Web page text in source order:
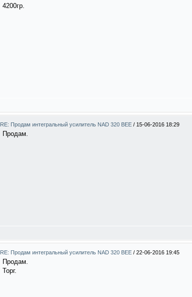
4200гр.
RE: Продам интегральный усилитель NAD 320 BEE / 15-06-2016 18:29
Продам.
RE: Продам интегральный усилитель NAD 320 BEE / 22-06-2016 19:45
Продам.
Торг.